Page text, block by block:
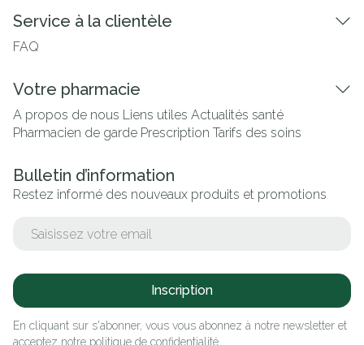
Service à la clientèle
FAQ
Votre pharmacie
A propos de nous Liens utiles Actualités santé
Pharmacien de garde Prescription Tarifs des soins
Bulletin d’information
Restez informé des nouveaux produits et promotions
Inscription
En cliquant sur s'abonner, vous vous abonnez à notre newsletter et
acceptez notre politique de confidentialité